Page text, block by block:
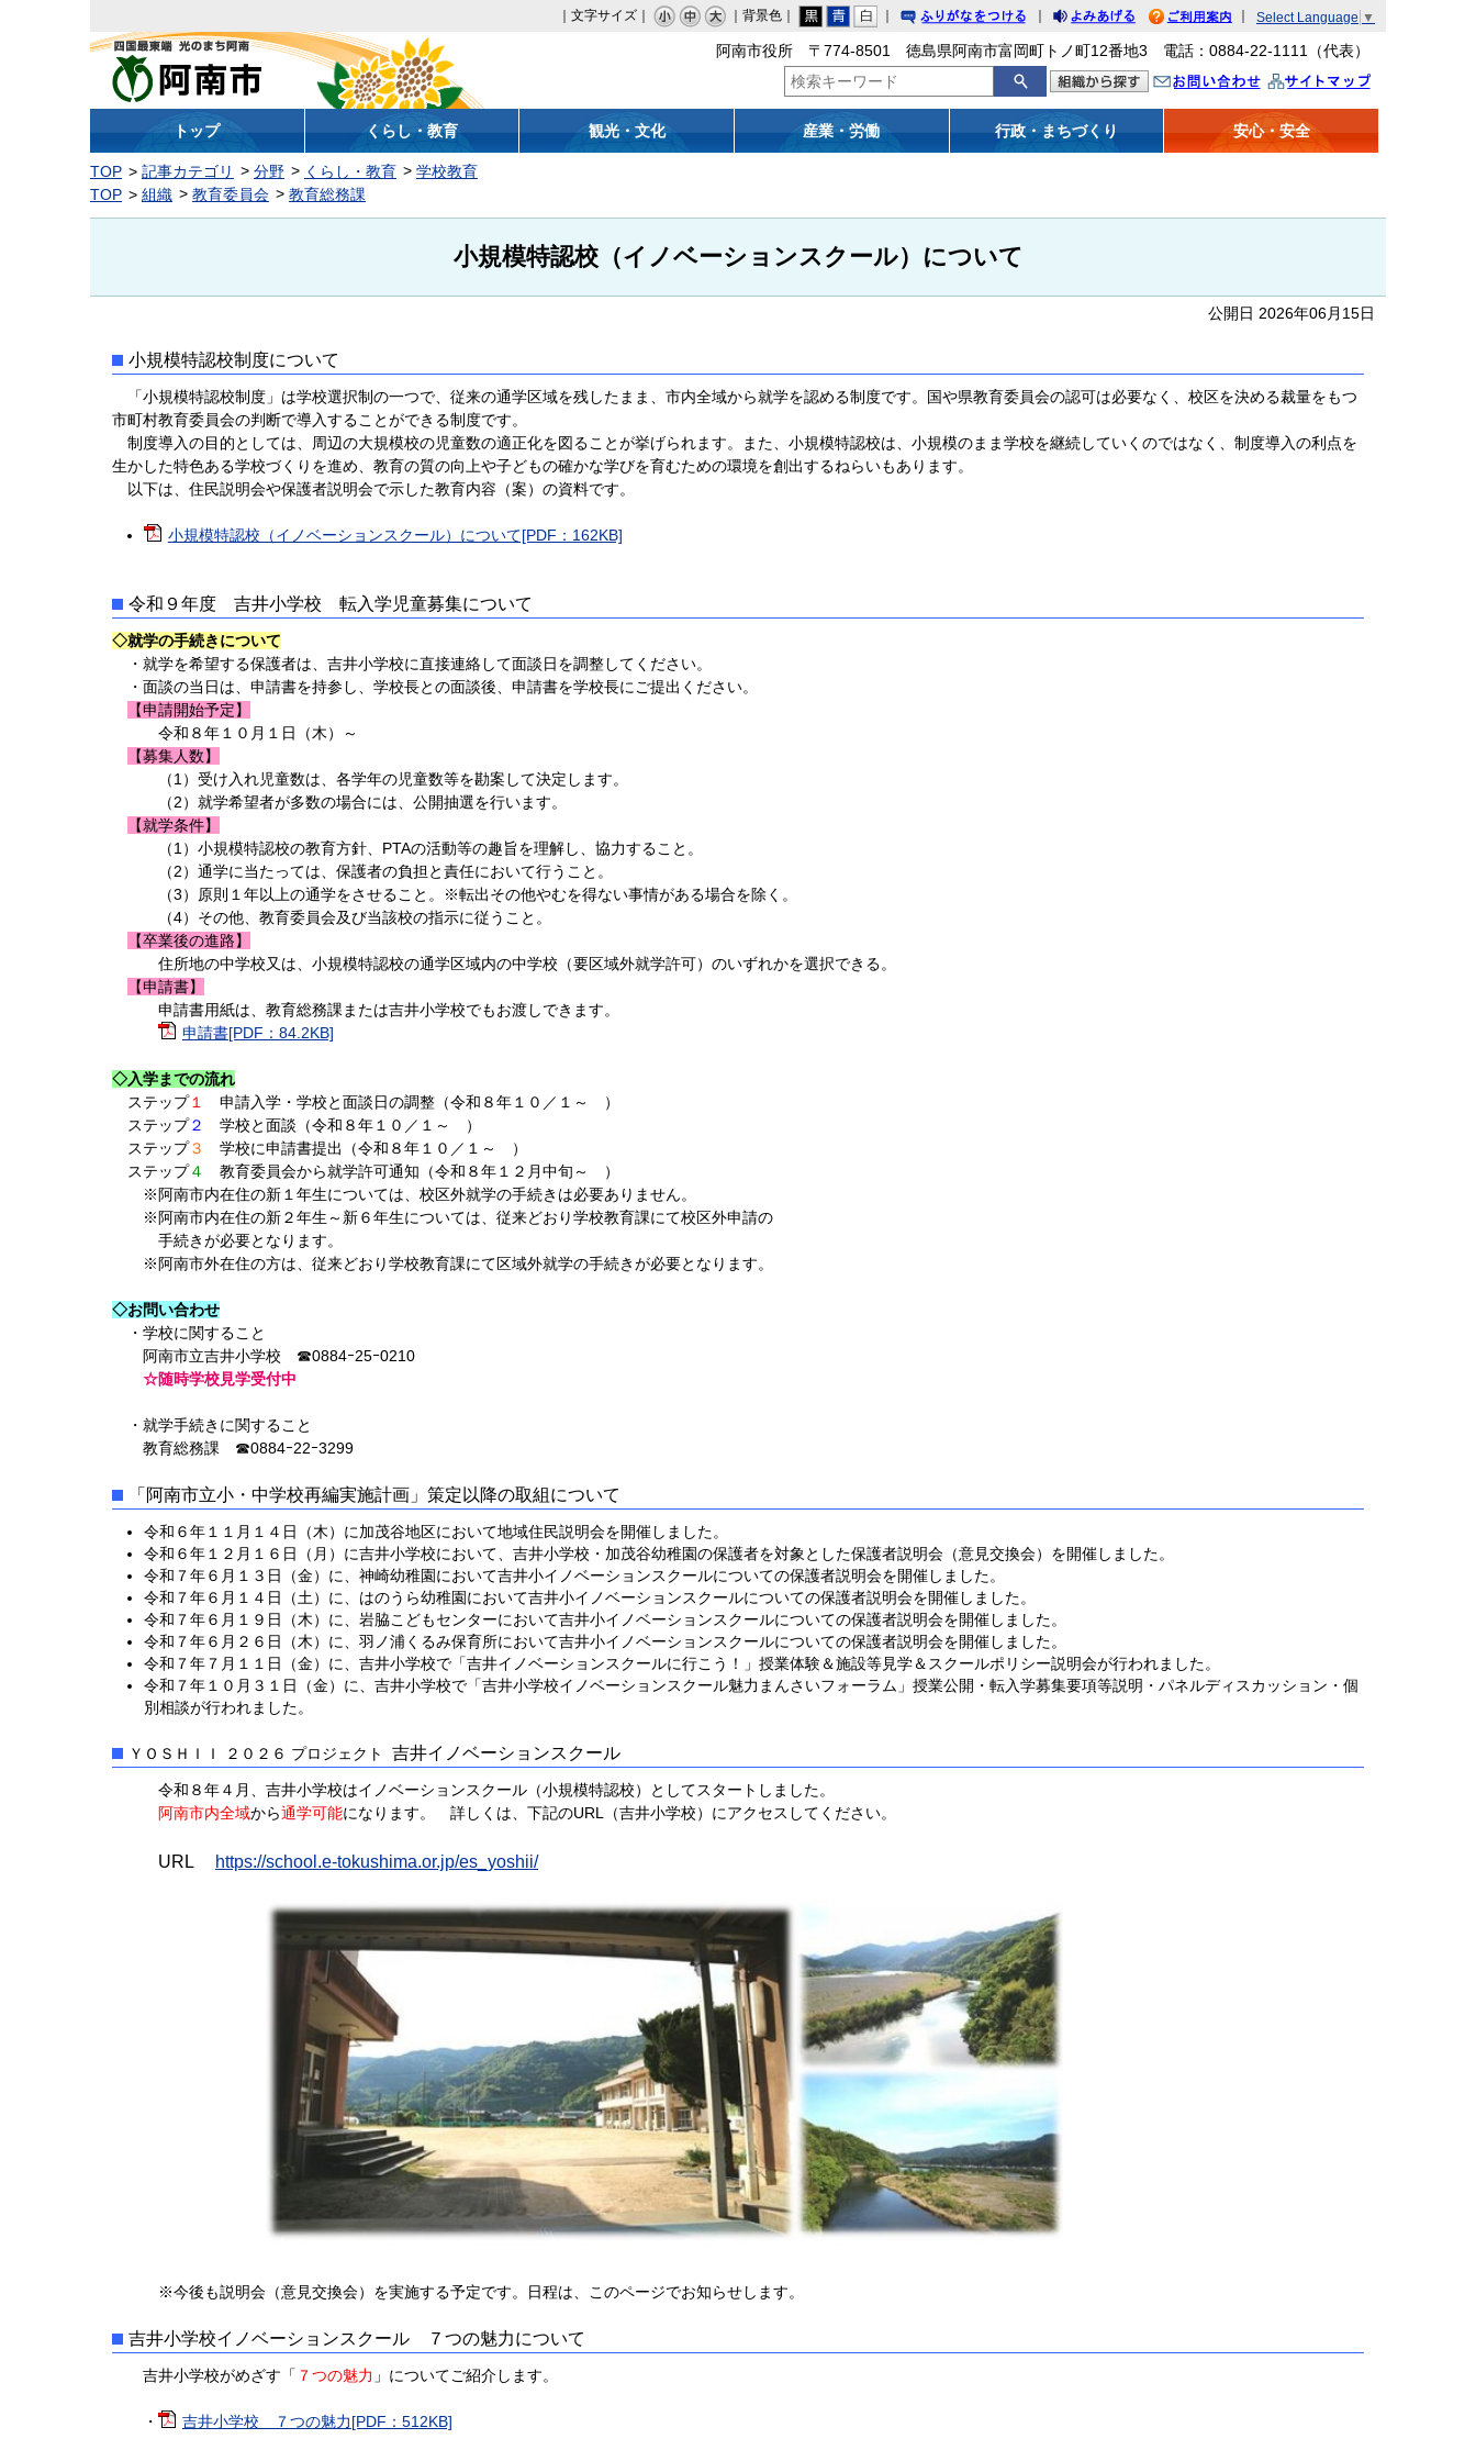
｜文字サイズ｜ ｜背景色｜
｜
りがなをつける
｜
みあげる
利用案内
｜ Select Language ▼
阿南市
阿南市役所 〒774-8501 徳島県阿南市富岡町トノ町12番地3 電話：0884-22-1111（代表）
問い合わせ イトマップ
トップ くらし・教育 観光・文化 産業・労働 行政・まちづくり 安心・安全
TOP 記事カテゴリ 分野 くらし・教育
学校教育
TOP
組織 教育委員会 教育総務課
小規模特認校（イノベーションスクール）について
公開日 2026年06月15日
小規模特認校制度について
「小規模特認校制度」は学校選択制の一つで、従来の通学区域を残したまま、市内全域から就学を認める制度です。国や県教育委員会の認可は必要なく、校区を決める裁量をもつ
市町村教育委員会の判断で導入することができる制度です。
制度導入の目的としては、周辺の大規模校の児童数の適正化を図ることが挙げられます。また、小規模特認校は、小規模のまま学校を継続していくのではなく、制度導入の利点を
生かした特色ある学校づくりを進め、教育の質の向上や子どもの確かな学びを育むための環境を創出するねらいもあります。
以下は、住民説明会や保護者説明会で示した教育内容（案）の資料です。
小規模特認校（イノベーションスクール）について[PDF：162KB]
令和９年度 吉井小学校 転入学児童募集について
◇就学の手続きについて
・就学を希望する保護者は、吉井小学校に直接連絡して面談日を調整してください。
・面談の当日は、申請書を持参し、学校長との面談後、申請書を学校長にご提出ください。
【申請開始予定】
令和８年１０月１日（木）～
【募集人数】
（1）受け入れ児童数は、各学年の児童数等を勘案して決定します。
（2）就学希望者が多数の場合には、公開抽選を行います。
【就学条件】
（1）小規模特認校の教育方針、PTAの活動等の趣旨を理解し、協力すること。
（2）通学に当たっては、保護者の負担と責任において行うこと。
（3）原則１年以上の通学をさせること。※転出その他やむを得ない事情がある場合を除く。
（4）その他、教育委員会及び当該校の指示に従うこと。
【卒業後の進路】
住所地の中学校又は、小規模特認校の通学区域内の中学校（要区域外就学許可）のいずれかを選択できる。
【申請書】
申請書用紙は、教育総務課または吉井小学校でもお渡しできます。
申請書[PDF：84.2KB]
◇入学までの流れ
ステップ１
申請入学・学校と面談日の調整（令和８年１０／１～ ）
ステップ２
学校と面談（令和８年１０／１～ ）
ステップ３
学校に申請書提出（令和８年１０／１～ ）
ステップ４
教育委員会から就学許可通知（令和８年１２月中旬～ ）
※阿南市内在住の新１年生については、校区外就学の手続きは必要ありません。
※阿南市内在住の新２年生～新６年生については、従来どおり学校教育課にて校区外申請の
手続きが必要となります。
※阿南市外在住の方は、従来どおり学校教育課にて区域外就学の手続きが必要となります。
◇お問い合わせ
・学校に関すること
阿南市立吉井小学校 ☎0884ｰ25ｰ0210
☆随時学校見学受付中
・就学手続きに関すること
教育総務課 ☎0884ｰ22ｰ3299
「阿南市立小・中学校再編実施計画」策定以降の取組について
令和６年１１月１４日（木）に加茂谷地区において地域住民説明会を開催しました。
令和６年１２月１６日（月）に吉井小学校において、吉井小学校・加茂谷幼稚園の保護者を対象とした保護者説明会（意見交換会）を開催しました。
令和７年６月１３日（金）に、神崎幼稚園において吉井小イノベーションスクールについての保護者説明会を開催しました。
令和７年６月１４日（土）に、はのうら幼稚園において吉井小イノベーションスクールについての保護者説明会を開催しました。
令和７年６月１９日（木）に、岩脇こどもセンターにおいて吉井小イノベーションスクールについての保護者説明会を開催しました。
令和７年６月２６日（木）に、羽ノ浦くるみ保育所において吉井小イノベーションスクールについての保護者説明会を開催しました。
令和７年７月１１日（金）に、吉井小学校で「吉井イノベーションスクールに行こう！」授業体験＆施設等見学＆スクールポリシー説明会が行われました。
令和７年１０月３１日（金）に、吉井小学校で「吉井小学校イノベーションスクール魅力まんさいフォーラム」授業公開・転入学募集要項等説明・パネルディスカッション・個
別相談が行われました。
ＹＯＳＨＩＩ ２０２６ プロジェクト 吉井イノベーションスクール
令和８年４月、吉井小学校はイノベーションスクール（小規模特認校）としてスタートしました。
阿南市内全域から通学可能になります。 詳しくは、下記のURL（吉井小学校）にアクセスしてください。
URL https://school.e-tokushima.or.jp/es_yoshii/
※今後も説明会（意見交換会）を実施する予定です。日程は、このページでお知らせします。
吉井小学校イノベーションスクール ７つの魅力について
吉井小学校がめざす「 ７つの魅力 」についてご紹介します。
・ 吉井小学校 ７つの魅力[PDF：512KB]